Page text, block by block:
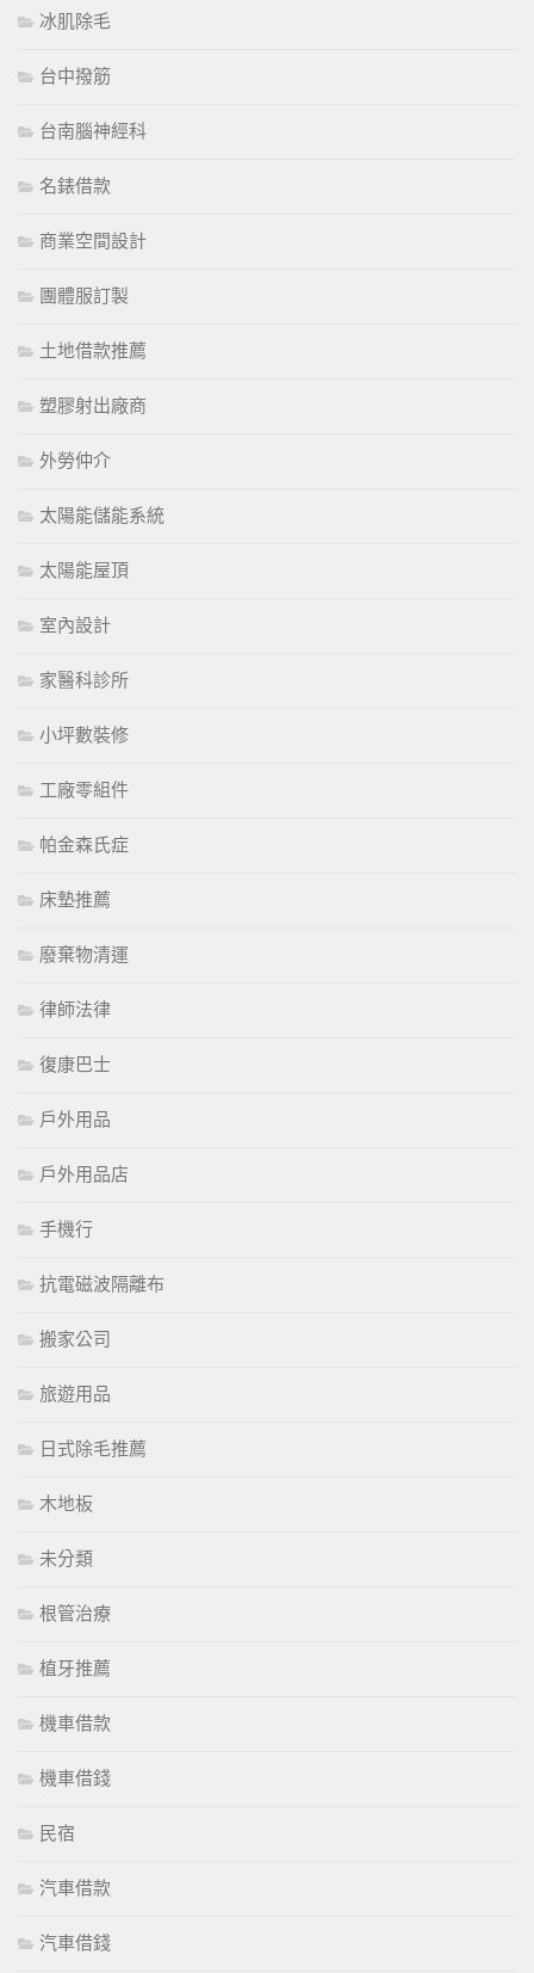
冰肌除毛
台中撥筋
台南腦神經科
名錶借款
商業空間設計
團體服訂製
土地借款推薦
塑膠射出廠商
外勞仲介
太陽能儲能系統
太陽能屋頂
室內設計
家醫科診所
小坪數裝修
工廠零組件
帕金森氏症
床墊推薦
廢棄物清運
律師法律
復康巴士
戶外用品
戶外用品店
手機行
抗電磁波隔離布
搬家公司
旅遊用品
日式除毛推薦
木地板
未分類
根管治療
植牙推薦
機車借款
機車借錢
民宿
汽車借款
汽車借錢